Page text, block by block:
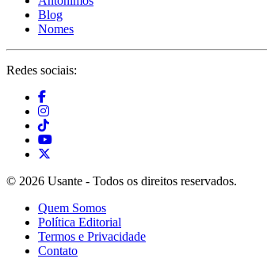
Blog
Nomes
Redes sociais:
© 2026 Usante - Todos os direitos reservados.
Quem Somos
Política Editorial
Termos e Privacidade
Contato